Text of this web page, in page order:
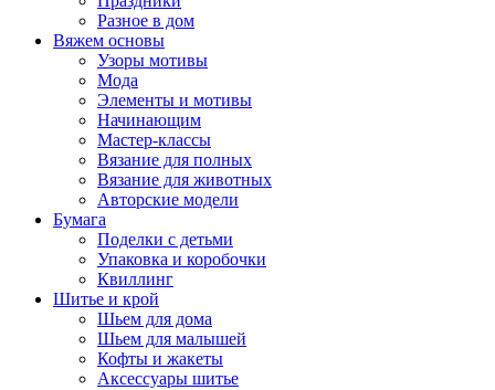
Разное в дом
Вяжем основы
Узоры мотивы
Мода
Элементы и мотивы
Начинающим
Мастер-классы
Вязание для полных
Вязание для животных
Авторские модели
Бумага
Поделки с детьми
Упаковка и коробочки
Квиллинг
Шитье и крой
Шьем для дома
Шьем для малышей
Кофты и жакеты
Аксессуары шитье